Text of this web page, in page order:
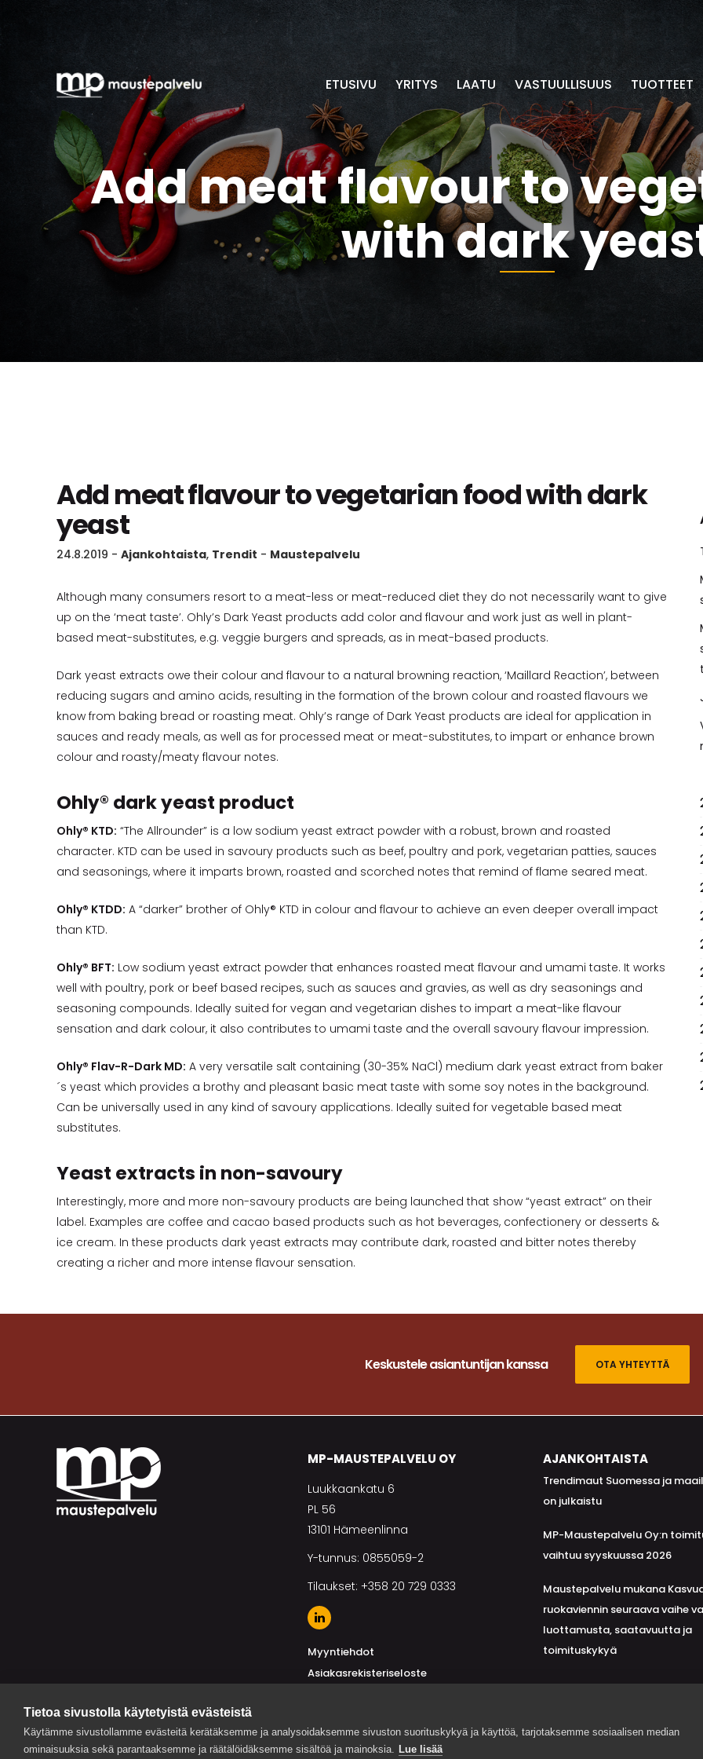
ETUSIVU YRITYS LAATU VASTUULLISUUS TUOTTEET
Add meat flavour to
with dark
Add meat flavour to vegetarian food with dark
yeast
24.8.2019 - Ajankohtaista, Trendit - Maustepalvelu
Although many consumers resort to a meat-less or meat-reduced diet they do not necessarily want to give
up on the ‘meat taste’. Ohly’s Dark Yeast products add color and flavour and work just as well in plant-
based meat-substitutes, e.g. veggie burgers and spreads, as in meat-based products.
Dark yeast extracts owe their colour and flavour to a natural browning reaction, ‘Maillard Reaction’, between
reducing sugars and amino acids, resulting in the formation of the brown colour and roasted flavours we
know from baking bread or roasting meat. Ohly’s range of Dark Yeast products are ideal for application in
sauces and ready meals, as well as for processed meat or meat-substitutes, to impart or enhance brown
colour and roasty/meaty flavour notes.
Ohly® dark yeast product
Ohly® KTD: “The Allrounder” is a low sodium yeast extract powder with a robust, brown and roasted
character. KTD can be used in savoury products such as beef, poultry and pork, vegetarian patties, sauces
and seasonings, where it imparts brown, roasted and scorched notes that remind of flame seared meat.
Ohly® KTDD: A “darker” brother of Ohly® KTD in colour and flavour to achieve an even deeper overall impact
than KTD.
Ohly® BFT: Low sodium yeast extract powder that enhances roasted meat flavour and umami taste. It works
well with poultry, pork or beef based recipes, such as sauces and gravies, as well as dry seasonings and
seasoning compounds. Ideally suited for vegan and vegetarian dishes to impart a meat-like flavour
sensation and dark colour, it also contributes to umami taste and the overall savoury flavour impression.
Ohly® Flav-R-Dark MD: A very versatile salt containing (30-35% NaCl) medium dark yeast extract from baker
´s yeast which provides a brothy and pleasant basic meat taste with some soy notes in the background.
Can be universally used in any kind of savoury applications. Ideally suited for vegetable based meat
substitutes.
Yeast extracts in non-savoury
Interestingly, more and more non-savoury products are being launched that show “yeast extract” on their
label. Examples are coffee and cacao based products such as hot beverages, confectionery or desserts &
ice cream. In these products dark yeast extracts may contribute dark, roasted and bitter notes thereby
creating a richer and more intense flavour sensation.
Keskustele asiantuntijan kanssa OTA YHTEYTTÄ
MP-MAUSTEPALVELU OY
Luukkaankatu 6
PL 56
13101 Hämeenlinna
Y-tunnus: 0855059-2
Tilaukset: +358 20 729 0333
Myyntiehdot
Asiakasrekisteriseloste
AJANKOHTAISTA
Trendimaut Suomessa ja
on julkaistu
MP-Maustepalvelu Oy:n
vaihtuu syyskuussa 2026
Maustepalvelu mukana
ruokaviennin seuraava vaihe
luottamusta, saatavuutta ja
toimituskykyä
Tietoa sivustolla käytetyistä evästeistä
Käytämme sivustollamme evästeitä kerätäksemme ja analysoidaksemme sivuston suorituskykyä ja käyttöä, tarjotaksemme sosiaalisen median
ominaisuuksia sekä parantaaksemme ja räätälöidäksemme sisältöä ja mainoksia. Lue lisää